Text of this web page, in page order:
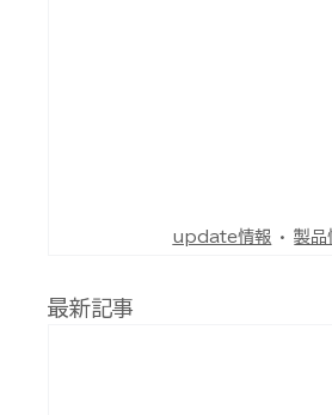
update情報 製品
最新記事